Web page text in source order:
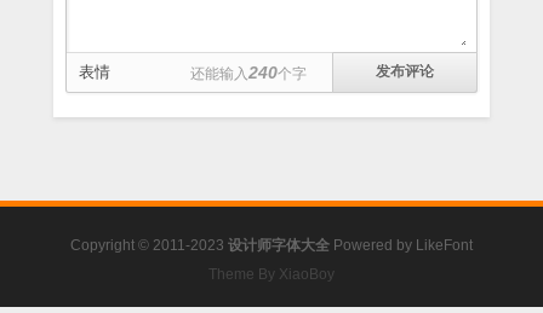
表情 还能输入 240个字
Copyright © 2011-2023 设计师字体大全 Powered by LikeFont
Theme By XiaoBoy